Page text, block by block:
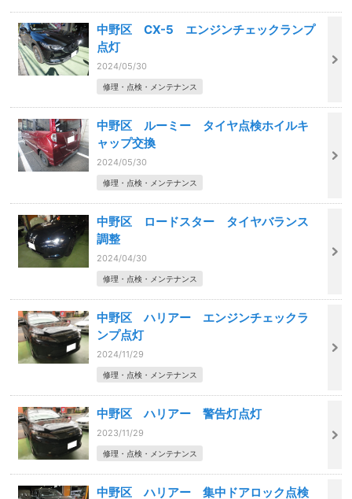
中野区 CX-5 エンジンチェックランプ
点灯
2024/05/30
修理・点検・メンテナンス
中野区 ルーミー タイヤ点検ホイルキ
ャップ交換
2024/05/30
修理・点検・メンテナンス
中野区 ロードスター タイヤバランス
調整
2024/04/30
修理・点検・メンテナンス
中野区 ハリアー エンジンチェックラ
ンプ点灯
2024/11/29
修理・点検・メンテナンス
中野区 ハリアー 警告灯点灯
2023/11/29
修理・点検・メンテナンス
中野区 ハリアー 集中ドアロック点検